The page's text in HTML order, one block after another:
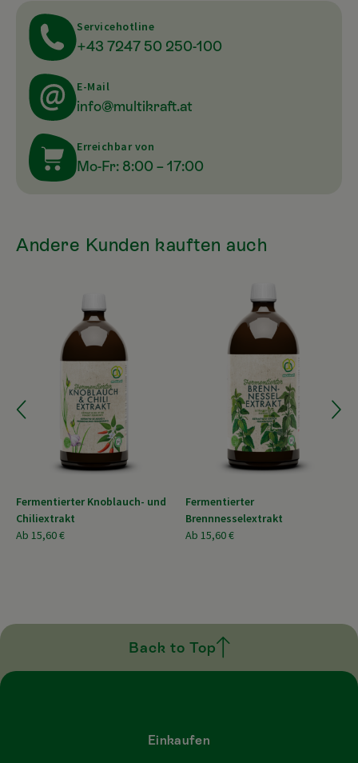
Servicehotline
+43 7247 50 250-100
E-Mail
info@multikraft.at
Erreichbar von
Mo-Fr: 8:00 – 17:00
Andere Kunden kauften auch
Fermentierter Knoblauch- und
Chiliextrakt
Ab 15,60 €
Fermentierter
Brennnesselextrakt
Ab 15,60 €
Back to Top
Einkaufen